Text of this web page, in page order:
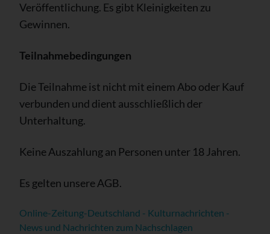
Veröffentlichung. Es gibt Kleinigkeiten zu
Gewinnen.
Teilnahmebedingungen
Die Teilnahme ist nicht mit einem Abo oder Kauf
verbunden und dient ausschließlich der
Unterhaltung.
Keine Auszahlung an Personen unter 18 Jahren.
Es gelten unsere AGB.
Online-Zeitung-Deutschland - Kulturnachrichten -
News und Nachrichten zum Nachschlagen